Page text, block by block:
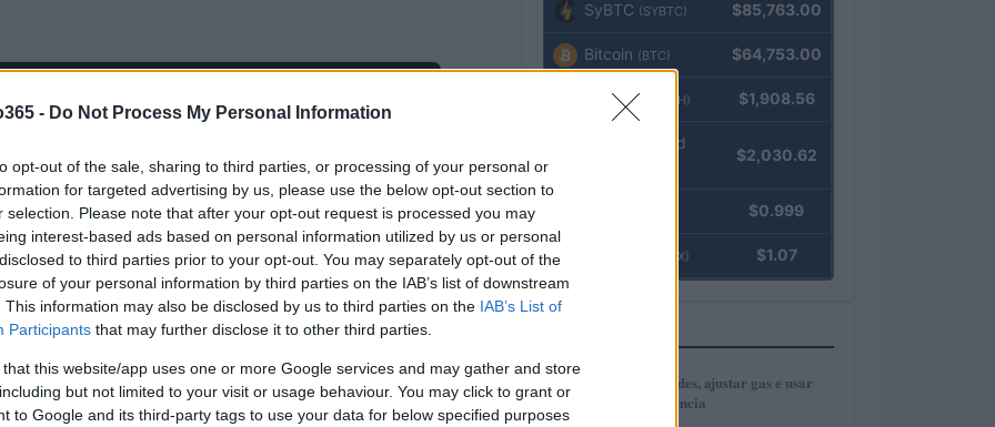
- Do Not Process My Personal Information
opt-out of the sale, sharing to third parties, or processing of your personal or
for targeted advertising by us, please use the below opt-out section to
selection. Please note that after your opt-out request is processed you may
interest-based ads based on personal information utilized by us or personal
to third parties prior to your opt-out. You may separately opt-out of the
of your personal information by third parties on the IAB’s list of downstream
This information may also be disclosed by us to third parties on the IAB’s List of
Participants that may further disclose it to other third parties.
that this website/app uses one or more Google services and may gather and store
but not limited to your visit or usage behaviour. You may click to grant or
to Google and its third-party tags to use your data for below specified purposes
POWERED BY AdhubMedia
com uma futura troca descentralizada (DEX)
membros criar e leiloar NFT relacionado ao Doge.
SyBTC (SYBTC) $85,763.00
Bitcoin (BTC) $64,753.00
Ethereum (ETH) $1,908.56
kpk ETH Yield
$2,030.62
$0.999
(USDEX) $1.07
1
Como escolher redes, ajustar gas e usar
bridges com eficiência